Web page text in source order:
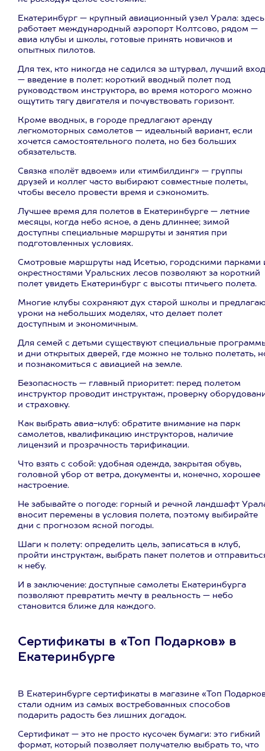
Екатеринбург — крупный авиационный узел Урала: здесь
работает международный аэропорт Колтсово, рядом —
авиа клубы и школы, готовые принять новичков и
опытных пилотов.
Для тех, кто никогда не садился за штурвал, лучший вход
— введение в полет: короткий вводный полет под
руководством инструктора, во время которого можно
ощутить тягу двигателя и почувствовать горизонт.
Кроме вводных, в городе предлагают аренду
легкомоторных самолетов — идеальный вариант, если
хочется самостоятельного полета, но без больших
обязательств.
Связка «полёт вдвоем» или «тимбилдинг» — группы
друзей и коллег часто выбирают совместные полеты,
чтобы весело провести время и сэкономить.
Лучшее время для полетов в Екатеринбурге — летние
месяцы, когда небо ясное, а день длиннее; зимой
доступны специальные маршруты и занятия при
подготовленных условиях.
Смотровые маршруты над Исетью, городскими парками
окрестностями Уральских лесов позволяют за короткий
полет увидеть Екатеринбург с высоты птичьего полета.
Многие клубы сохраняют дух старой школы и
уроки на небольших моделях, что делает полет
доступным и экономичным.
Для семей с детьми существуют специальные
и дни открытых дверей, где можно не только полетать,
и познакомиться с авиацией на земле.
Безопасность — главный приоритет: перед полетом
инструктор проводит инструктаж, проверку
и страховку.
Как выбрать авиа-клуб: обратите внимание на парк
самолетов, квалификацию инструкторов, наличие
лицензий и прозрачность тарификации.
Что взять с собой: удобная одежда, закрытая обувь,
головной убор от ветра, документы и, конечно, хорошее
настроение.
Не забывайте о погоде: горный и речной ландшафт
вносит перемены в условия полета, поэтому выбирайте
дни с прогнозом ясной погоды.
Шаги к полету: определить цель, записаться в клуб,
пройти инструктаж, выбрать пакет полетов и
к небу.
И в заключение: доступные самолеты Екатеринбурга
позволяют превратить мечту в реальность — небо
становится ближе для каждого.
Сертификаты в «Топ Подарков» в
Екатеринбурге
В Екатеринбурге сертификаты в магазине «Топ
стали одним из самых востребованных способов
подарить радость без лишних догадок.
Сертификат — это не просто кусочек бумаги: это гибкий
формат, который позволяет получателю выбрать то, что